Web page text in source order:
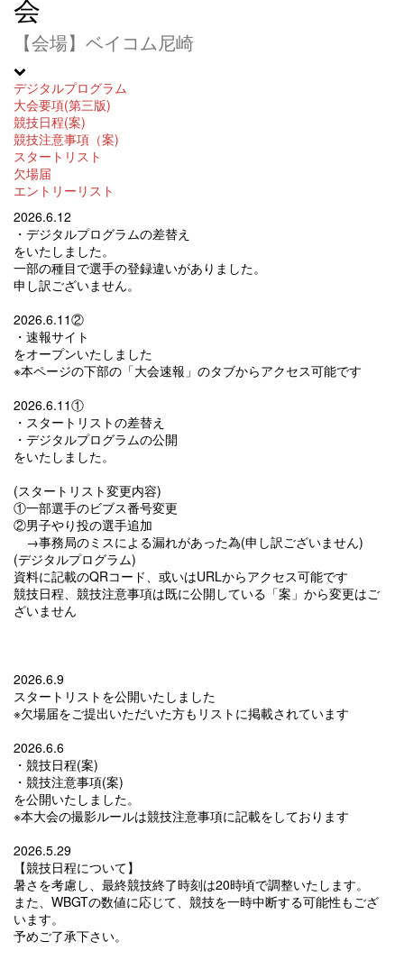
会
【会場】ベイコム尼崎
デジタルプログラム
大会要項(第三版)
競技日程(案)
競技注意事項（案)
スタートリスト
欠場届
エントリーリスト
2026.6.12
・デジタルプログラムの差替え
をいたしました。
一部の種目で選手の登録違いがありました。
申し訳ございません。
2026.6.11②
・速報サイト
をオープンいたしました
※本ページの下部の「大会速報」のタブからアクセス可能です
2026.6.11①
・スタートリストの差替え
・デジタルプログラムの公開
をいたしました。
(スタートリスト変更内容)
①一部選手のビブス番号変更
②男子やり投の選手追加
→事務局のミスによる漏れがあった為(申し訳ございません)
(デジタルプログラム)
資料に記載のQRコード、或いはURLからアクセス可能です
競技日程、競技注意事項は既に公開している「案」から変更はご
ざいません
2026.6.9
スタートリストを公開いたしました
※欠場届をご提出いただいた方もリストに掲載されています
2026.6.6
・競技日程(案)
・競技注意事項(案)
を公開いたしました。
※本大会の撮影ルールは競技注意事項に記載をしております
2026.5.29
【競技日程について】
暑さを考慮し、最終競技終了時刻は20時頃で調整いたします。
また、WBGTの数値に応じて、競技を一時中断する可能性もござ
います。
予めご了承下さい。